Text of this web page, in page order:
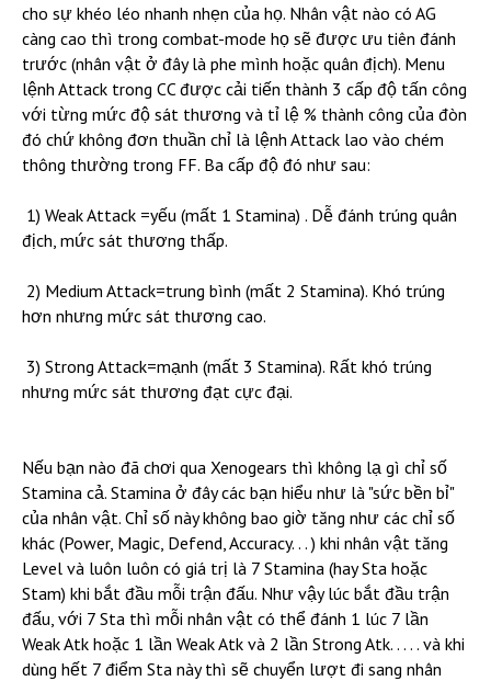
cho sự khéo léo nhanh nhẹn của họ. Nhân vật nào có AG
càng cao thì trong combat-mode họ sẽ được ưu tiên đánh
trước (nhân vật ở đây là phe mình hoặc quân địch). Menu
lệnh Attack trong CC được cải tiến thành 3 cấp độ tấn công
với từng mức độ sát thương và tỉ lệ % thành công của đòn
đó chứ không đơn thuần chỉ là lệnh Attack lao vào chém
thông thường trong FF. Ba cấp độ đó như sau:
1) Weak Attack =yếu (mất 1 Stamina) . Dễ đánh trúng quân
địch, mức sát thương thấp.
2) Medium Attack=trung bình (mất 2 Stamina). Khó trúng
hơn nhưng mức sát thương cao.
3) Strong Attack=mạnh (mất 3 Stamina). Rất khó trúng
nhưng mức sát thương đạt cực đại.
Nếu bạn nào đã chơi qua Xenogears thì không lạ gì chỉ số
Stamina cả. Stamina ở đây các bạn hiểu như là "sức bền bỉ"
của nhân vật. Chỉ số này không bao giờ tăng như các chỉ số
khác (Power, Magic, Defend, Accuracy. . . ) khi nhân vật tăng
Level và luôn luôn có giá trị là 7 Stamina (hay Sta hoặc
Stam) khi bắt đầu mỗi trận đấu. Như vậy lúc bắt đầu trận
đấu, với 7 Sta thì mỗi nhân vật có thể đánh 1 lúc 7 lần
Weak Atk hoặc 1 lần Weak Atk và 2 lần Strong Atk. . . . . và khi
dùng hết 7 điểm Sta này thì sẽ chuyển lượt đi sang nhân